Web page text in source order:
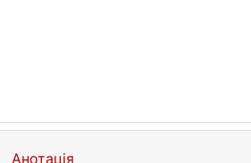
Анотація